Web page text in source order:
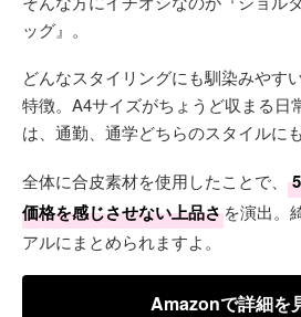
ッグ』。
どんなスタイリングにも馴染みやす
特徴。A4サイズがちょうど収まる日
は、通勤、通学どちらのスタイルに
全体に合皮素材を使用したことで、
価格を感じさせない上品さを演出。
アルにまとめられますよ。
Amazonで詳細を